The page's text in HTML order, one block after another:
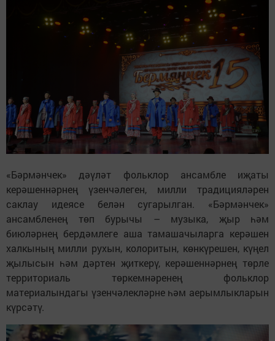
«Бәрмәнчек» дәүләт фольклор ансамбле иҗаты
керәшеннәрнең үзенчәлеген, милли традицияләрен
саклау идеясе белән сугарылган. «Бәрмәнчек»
ансамбленең төп бурычы – музыка, җыр һәм
биюләрнең бердәмлеге аша тамашачыларга керәшен
халкының милли рухын, колоритын, көнкүрешен, күңел
җылысын һәм дәртен җиткерү, керәшеннәрнең төрле
территориаль төркемнәренең фольклор
материалындагы үзенчәлекләрне һәм аерымлыкларын
күрсәтү.